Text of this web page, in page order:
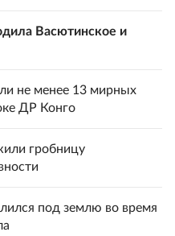
Васютинское и
не менее 13 мирных
ДР Конго
гробницу
под землю во время